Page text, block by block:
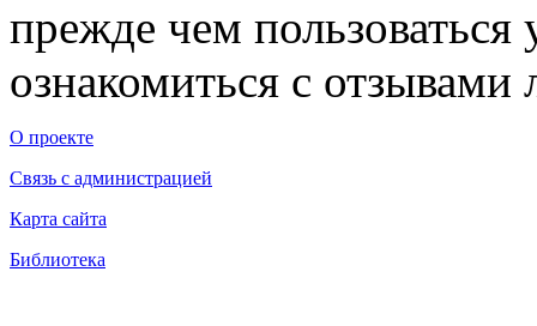
прежде чем
ознакомиться с отзывами
О проекте
Связь с администрацией
Карта сайта
Библиотека